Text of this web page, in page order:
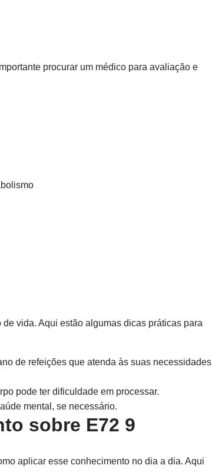
procurar um médico para avaliação e
vida. Aqui estão algumas dicas práticas para
de refeições que atenda às suas necessidades
pode ter dificuldade em processar.
mental, se necessário.
sobre E72 9
aplicar esse conhecimento no dia a dia. Aqui